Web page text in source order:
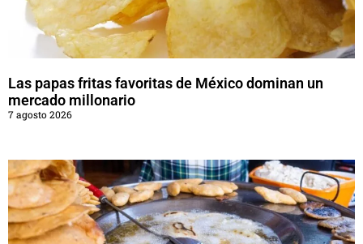
Las papas fritas favoritas de México dominan un
mercado millonario
7 agosto 2026